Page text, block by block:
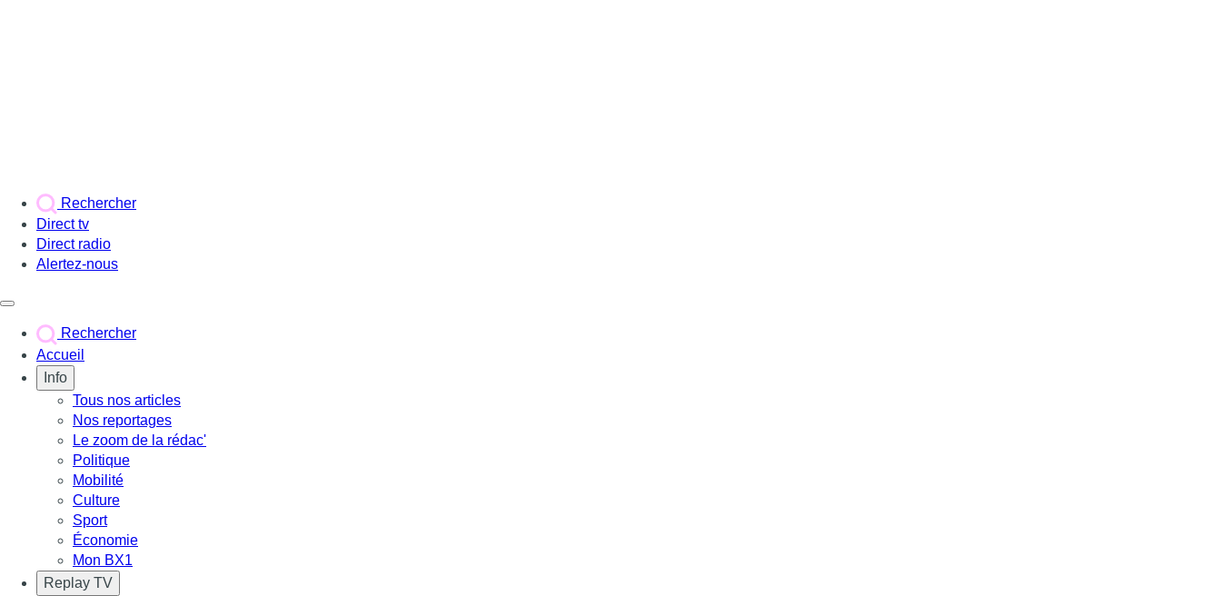
Rechercher
Direct tv
Direct radio
Alertez-nous
Rechercher
Accueil
Info
Tous nos articles
Nos reportages
Le zoom de la rédac'
Politique
Mobilité
Culture
Sport
Économie
Mon BX1
Replay TV